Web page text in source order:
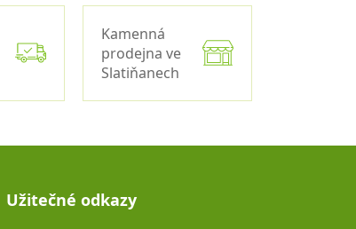
Kamenná
prodejna ve
Slatiňanech
Užitečné odkazy